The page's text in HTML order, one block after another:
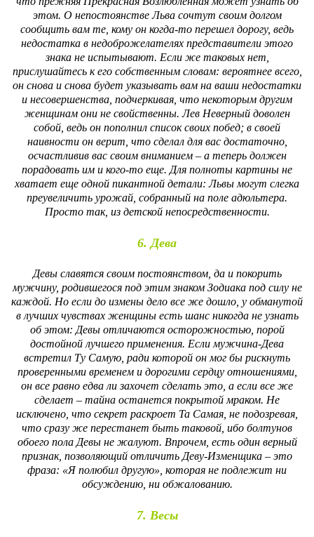
этом. О непостоянстве Льва сочтут своим долгом
сообщить вам те, кому он когда-то перешел дорогу, ведь
недостатка в недоброжелателях представители этого
знака не испытывают. Если же таковых нет,
прислушайтесь к его собственным словам: вероятнее всего,
он снова и снова будет указывать вам на ваши недостатки
и несовершенства, подчеркивая, что некоторым другим
женщинам они не свойственны. Лев Неверный доволен
собой, ведь он пополнил список своих побед; в своей
наивности он верит, что сделал для вас достаточно,
осчастливив вас своим вниманием – а теперь должен
порадовать им и кого-то еще. Для полноты картины не
хватает еще одной пикантной детали: Львы могут слегка
преувеличить урожай, собранный на поле адюльтера.
Просто так, из детской непосредственности.
6. Дева
Девы славятся своим постоянством, да и покорить
мужчину, родившегося под этим знаком Зодиака под силу не
каждой. Но если до измены дело все же дошло, у обманутой
в лучших чувствах женщины есть шанс никогда не узнать
об этом: Девы отличаются осторожностью, порой
достойной лучшего применения. Если мужчина-Дева
встретил Ту Самую, ради которой он мог бы рискнуть
проверенными временем и дорогими сердцу отношениями,
он все равно едва ли захочет сделать это, а если все же
сделает – тайна останется покрытой мраком. Не
исключено, что секрет раскроет Та Самая, не подозревая,
что сразу же перестанет быть таковой, ибо болтунов
обоего пола Девы не жалуют. Впрочем, есть один верный
признак, позволяющий отличить Деву-Изменщика – это
фраза: «Я полюбил другую», которая не подлежит ни
обсуждению, ни обжалованию.
7. Весы